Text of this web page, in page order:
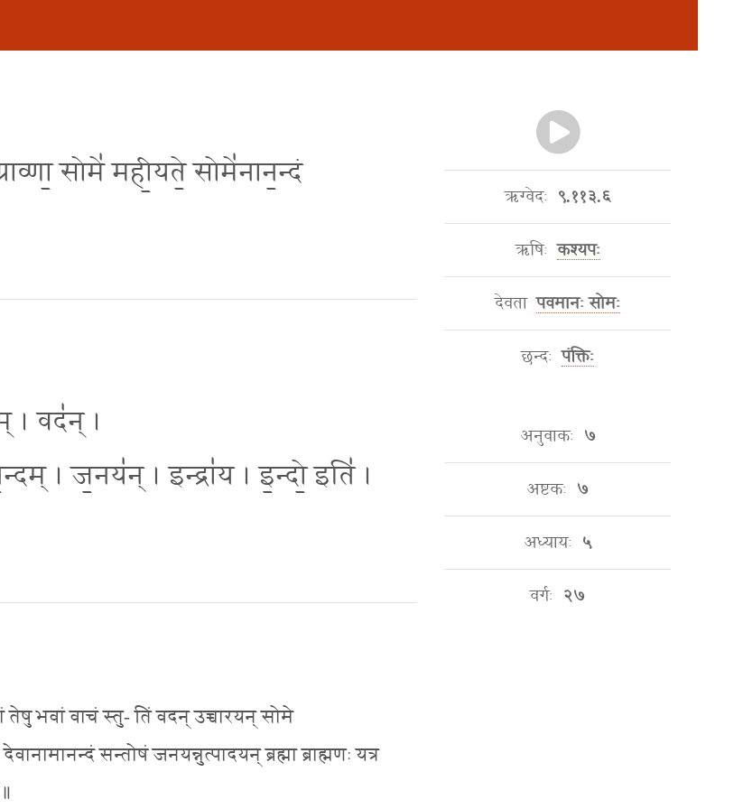
सोमे॑ मही॒यते॒ सोमे॑नान॒न्दं
। वद॑न् ।
। ज॒नय॑न् । इन्द्रा॑य । इ॒न्दो॒ इति॑ ।
तेषु भवां वाचं स्तु- तिं वदन् उच्चारयन् सोमे
सन्तोषं जनयन्नुत्पादयन् ब्रह्मा ब्राह्मणः यत्र
ऋग्वेदः ९.११३.६
ऋषिः कश्यपः
देवता पवमानः सोमः
छन्दः पंक्तिः
अनुवाकः ७
अष्टकः ७
अध्यायः ५
वर्गः २७